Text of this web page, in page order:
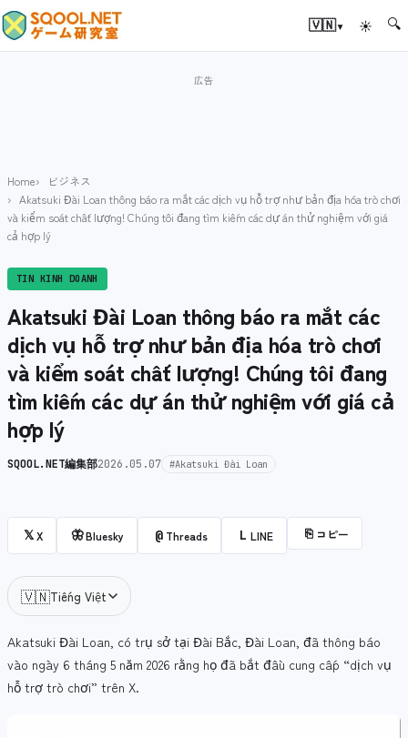
🇻🇳▾ ☀ 🔍
Home
ビジネス
Akatsuki Đài Loan thông báo ra mắt các dịch vụ hỗ trợ như bản địa hóa trò chơi
và kiểm soát chất lượng! Chúng tôi đang tìm kiếm các dự án thử nghiệm với giá
cả hợp lý
TIN KINH DOANH
Akatsuki Đài Loan thông báo ra mắt các
dịch vụ hỗ trợ như bản địa hóa trò chơi
và kiểm soát chất lượng! Chúng tôi đang
tìm kiếm các dự án thử nghiệm với giá cả
hợp lý
SQOOL.NET編集部2026.05.07 #Akatsuki Đài Loan
𝕏X 🦋Bluesky @ Threads L LINE ⎘ コピー
🇻🇳Tiếng Việt
Akatsuki Đài Loan, có trụ sở tại Đài Bắc, Đài Loan, đã thông báo
vào ngày 6 tháng 5 năm 2026 rằng họ đã bắt đầu cung cấp “dịch vụ
hỗ trợ trò chơi” trên X.